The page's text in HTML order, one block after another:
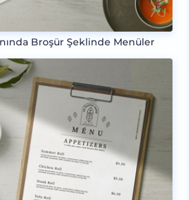
Broşür Şeklinde Menüler